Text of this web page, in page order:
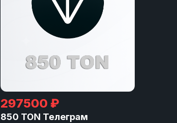
297500 ₽
850 TON Телеграм